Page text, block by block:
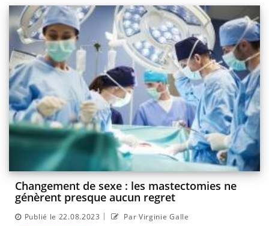
Changement de sexe : les mastectomies ne
génèrent presque aucun regret
Publié le 22.08.2023 | Par Virginie Galle